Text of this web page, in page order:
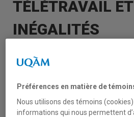
TÉLÉTRAVAIL ET
INÉGALITÉS
La Revue de l’Association
SociologieS, publie un
se penche sur les
qui s’attache à souligner
Préférences en matière de
Nous utilisons des témoins
informations qui nous permettent